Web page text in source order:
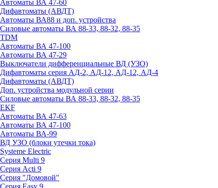
Автоматы ВА 47-60
Дифавтоматы (АВДТ)
Автоматы ВА88 и доп. устройства
Силовые автоматы ВА 88-33, 88-32, 88-35
TDM
Автоматы ВА 47-100
Автоматы ВА 47-29
Выключатели дифференциальные ВД (УЗО)
Дифавтоматы серия АД-2, АД-12, АД-12, АД-4
Дифавтоматы (АВДТ)
Доп. устройства модульной серии
Силовые автоматы ВА 88-33, 88-32, 88-35
EKF
Автоматы ВА 47-63
Автоматы ВА 47-100
Автоматы ВА-99
ВД УЗО (блоки утечки тока)
Systeme Electric
Серия Multi 9
Серия Acti 9
Серия "Домовой"
Серия Easy 9